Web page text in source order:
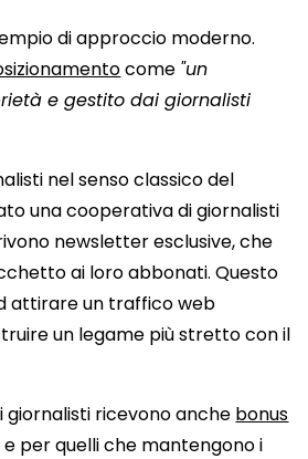
di approccio moderno.
come "un
e gestito dai giornalisti
nel senso classico del
una cooperativa di giornalisti
newsletter esclusive, che
ai loro abbonati. Questo
attirare un traffico web
un legame più stretto con il
giornalisti ricevono anche bonus
per quelli che mantengono i